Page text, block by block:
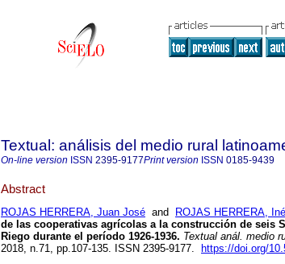
Textual: análisis del medio rural
On-line version ISSN 2395-9177Print version ISSN 0185-9439
Abstract
ROJAS HERRERA, Juan José and ROJAS HERRERA,
de las cooperativas agrícolas a la construcción de seis
Riego durante el período 1926-1936. Textual anál. medio
2018, n.71, pp.107-135. ISSN 2395-9177.
https://doi.org/